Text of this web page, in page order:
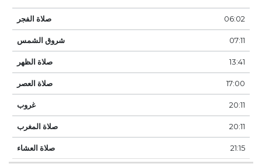
06:02
07:11
13:41
17:00
20:11
20:11
21:15